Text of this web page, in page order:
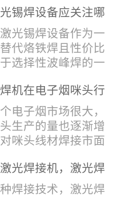
能市场爆发式增
中先生发表了振奋
话。他首先对全体
去一年中的辛勤付
贡献表示了最衷心
并全面回顾了公司
年里取得的各项成
有插针的插头，其
式还是有一定的难
一回流焊和自动烙
合适，因为对面一
在加上有干涉，烙
方便下去，目前在大
只能采用人工焊
人工成本贵，流动
接的品质也难保
采用激光...
锡焊设备应关注哪
光锡焊设备作为一
代烙铁焊且性价比
选择性波峰焊的一
企业关注与使用，
择激光锡焊设备方
关注哪几点哪？
激光锡焊接设备上
部件，激光器肯定
设备最至关重要的
前作为激光锡焊接
机在电子烟咪头行
电子烟市场很大，
生产的量也逐渐增
咪头线材焊接市面
接，优势价格便
焊接自动化生产线
光焊接机，激光焊
如何选？
焊接技术，激光焊